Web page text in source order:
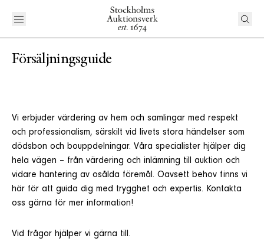
Försäljningsguide
Vi erbjuder värdering av hem och samlingar med respekt
och professionalism, särskilt vid livets stora händelser som
dödsbon och bouppdelningar. Våra specialister hjälper dig
hela vägen – från värdering och inlämning till auktion och
vidare hantering av osålda föremål. Oavsett behov finns vi
här för att guida dig med trygghet och expertis. Kontakta
oss gärna för mer information!
Vid frågor hjälper vi gärna till.